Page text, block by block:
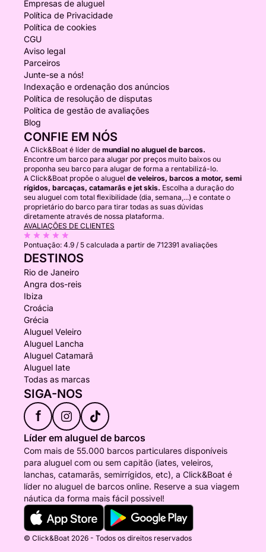
Empresas de aluguel
Política de Privacidade
Política de cookies
CGU
Aviso legal
Parceiros
Junte-se a nós!
Indexação e ordenação dos anúncios
Política de resolução de disputas
Política de gestão de avaliações
Blog
CONFIE EM NÓS
A Click&Boat é líder de mundial no aluguel de barcos.
Encontre um barco para alugar por preços muito baixos ou
proponha seu barco para alugar de forma a rentabilizá-lo.
A Click&Boat propõe o aluguel de veleiros, barcos a motor, semi
rígidos, barcaças, catamarãs e jet skis. Escolha a duração do
seu aluguel com total flexibilidade (dia, semana,...) e contate o
proprietário do barco para tirar todas as suas dúvidas
diretamente através de nossa plataforma.
AVALIAÇÕES DE CLIENTES
Pontuação: 4.9 / 5 calculada a partir de 712391 avaliações
DESTINOS
Rio de Janeiro
Angra dos-reis
Ibiza
Croácia
Grécia
Aluguel Veleiro
Aluguel Lancha
Aluguel Catamarã
Aluguel Iate
Todas as marcas
SIGA-NOS
f
Líder em aluguel de barcos
Com mais de 55.000 barcos particulares disponíveis
para aluguel com ou sem capitão (iates, veleiros,
lanchas, catamarãs, semirrígidos, etc), a Click&Boat é
líder no aluguel de barcos online. Reserve a sua viagem
náutica da forma mais fácil possivel!
© Click&Boat 2026 - Todos os direitos reservados